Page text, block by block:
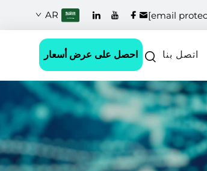
[email
AR
اتصل بنا احصل على عرض أسعار